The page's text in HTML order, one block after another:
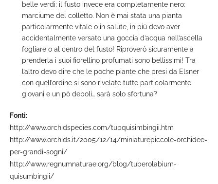
belle verdi; il fusto invece era completamente nero:
marciume del colletto. Non è mai stata una pianta
particolarmente vitale o in salute, in più devo aver
accidentalmente versato una goccia d’acqua nell’ascella
fogliare o al centro del fusto! Riproverò sicuramente a
prenderla i suoi fiorellino profumati sono bellissimi! Tra
l’altro devo dire che le poche piante che presi da Elsner
con quell’ordine si sono rivelate tutte particolarmente
giovani e un pò deboli… sarà solo sfortuna?
Fonti:
http://www.orchidspecies.com/tubquisimbingii.htm
http://www.orchids.it/2005/12/14/miniaturepiccole-orchidee-
per-grandi-sogni/
http://www.regnumnaturae.org/blog/tuberolabium-
quisumbingii/